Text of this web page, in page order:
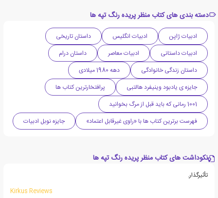
دسته بندی های کتاب منظر پریده رنگ تپه ها
ادبیات ژاپن ادبیات انگلیس
داستان تاریخی
ادبیات داستانی
ادبیات معاصر
داستان درام
داستان زندگی خانوادگی
دهه 1980 میلادی
جایزه ی یادبود وینیفرد هالتبی
پرافتخارترین کتاب ها
1001 رمانی که باید قبل از مرگ بخوانید
فهرست برترین کتاب ها با «راوی غیرقابل اعتماد»
جایزه نوبل ادبیات
نکوداشت های کتاب منظر پریده رنگ تپه ها
تأثیرگذار.
Kirkus Reviews